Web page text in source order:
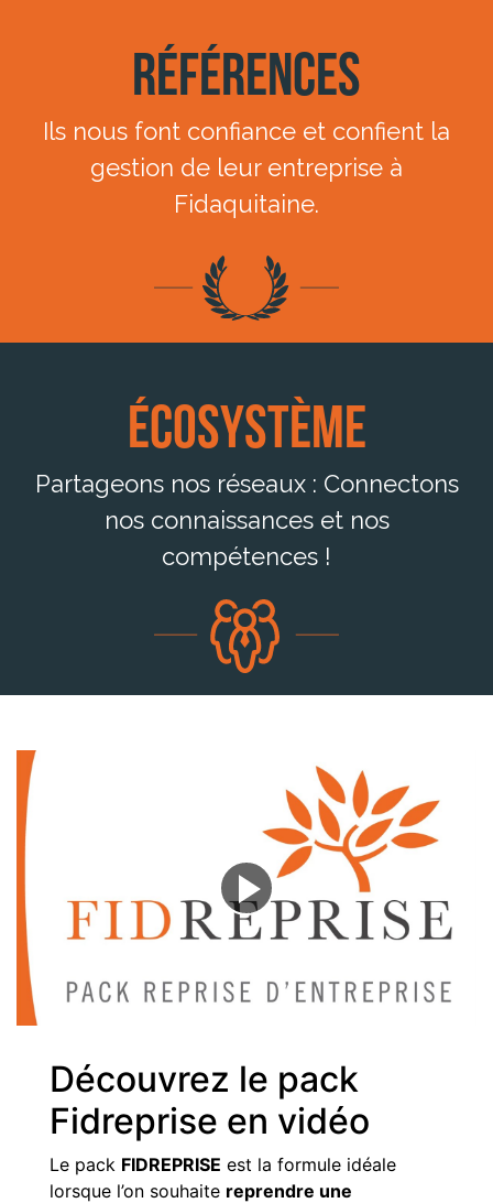
Références
Ils nous font confiance et confient la
gestion de leur entreprise à
Fidaquitaine.
Écosystème
Partageons nos réseaux : Connectons
nos connaissances et nos
compétences !
Découvrez le pack
Fidreprise en vidéo
Le pack FIDREPRISE est la formule idéale
lorsque l’on souhaite reprendre une